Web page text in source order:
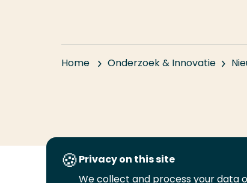
Home Onderzoek & Innovatie
Privacy on this site
We collect and process your data